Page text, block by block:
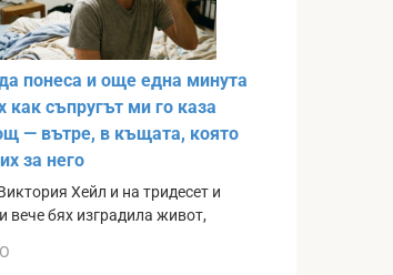
понеса и още една минута
как съпругът ми го каза
— вътре, в къщата, която
за него
Хейл и на тридесет и
вече бях изградила живот,